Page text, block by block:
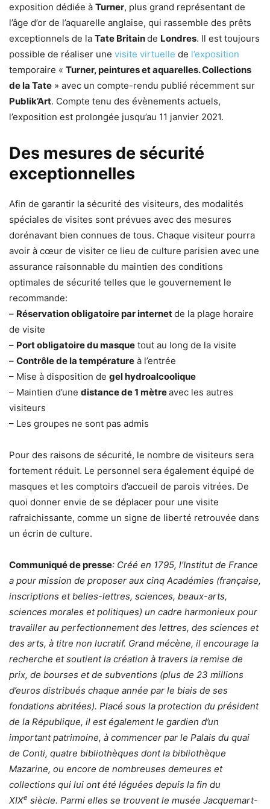
exposition dédiée à Turner, plus grand représentant de
l’âge d’or de l’aquarelle anglaise, qui rassemble des prêts
exceptionnels de la Tate Britainde Londres. Il est toujours
possible de réaliser une visite virtuelle de l’exposition
temporaire « Turner, peintures et aquarelles. Collections
de la Tate » avec un compte-rendu publié récemment sur
Publik’Art. Compte tenu des évènements actuels,
l’exposition est prolongée jusqu’au 11 janvier 2021.
Des mesures de sécurité
exceptionnelles
Afin de garantir la sécurité des visiteurs, des modalités
spéciales de visites sont prévues avec des mesures
dorénavant bien connues de tous. Chaque visiteur pourra
avoir à cœur de visiter ce lieu de culture parisien avec une
assurance raisonnable du maintien des conditions
optimales de sécurité telles que le gouvernement le
recommande:
– Réservation obligatoire par internetde la plage horaire
de visite
– Port obligatoire du masque tout au long de la visite
– Contrôle de la température à l’entrée
– Mise à disposition de gel hydroalcoolique
– Maintien d’une distance de 1 mètreavec les autres
visiteurs
– Les groupes ne sont pas admis
Pour des raisons de sécurité, le nombre de visiteurs sera
fortement réduit. Le personnel sera également équipé de
masques et les comptoirs d’accueil de parois vitrées. De
quoi donner envie de se déplacer pour une visite
rafraichissante, comme un signe de liberté retrouvée dans
un écrin de culture.
Communiqué de presse: Créé en 1795, l’Institut de France
a pour mission de proposer aux cinq Académies (française,
inscriptions et belles-lettres, sciences, beaux-arts,
sciences morales et politiques) un cadre harmonieux pour
travailler au perfectionnement des lettres, des sciences et
des arts, à titre non lucratif. Grand mécène, il encourage la
recherche et soutient la création à travers la remise de
prix, de bourses et de subventions (plus de 23 millions
d’euros distribués chaque année par le biais de ses
fondations abritées). Placé sous la protection du président
de la République, il est également le gardien d’un
important patrimoine, à commencer par le Palais du quai
de Conti, quatre bibliothèques dont la bibliothèque
Mazarine, ou encore de nombreuses demeures et
collections qui lui ont été léguées depuis la fin du
XIXe siècle. Parmi elles se trouvent le musée Jacquemart-